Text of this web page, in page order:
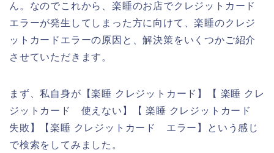
ん。なのでこれから、楽睡のお店でクレジットカード
エラーが発生してしまった方に向けて、楽睡のクレジ
ットカードエラーの原因と、解決策をいくつかご紹介
させていただきます。
まず、私自身が【楽睡 クレジットカード】【 楽睡 クレ
ジットカード 使えない】【 楽睡 クレジットカード
失敗】【楽睡 クレジットカード エラー】という感じ
で検索をしてみました。